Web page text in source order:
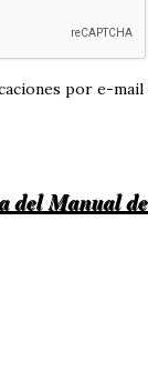
por e-mail
del Manual